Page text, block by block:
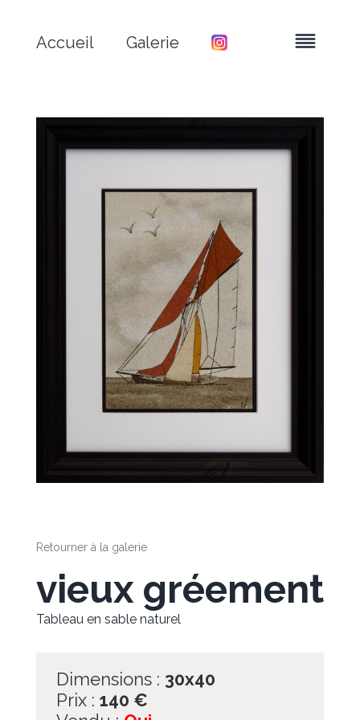
Accueil Galerie
Retourner à la galerie
vieux gréement
Tableau en sable naturel
Dimensions : 30x40
Prix : 140 €